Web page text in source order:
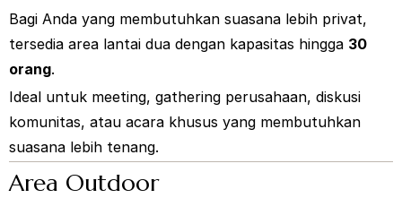
Bagi Anda yang membutuhkan suasana lebih privat,
tersedia area lantai dua dengan kapasitas hingga 30
orang.
Ideal untuk meeting, gathering perusahaan, diskusi
komunitas, atau acara khusus yang membutuhkan
suasana lebih tenang.
Area Outdoor